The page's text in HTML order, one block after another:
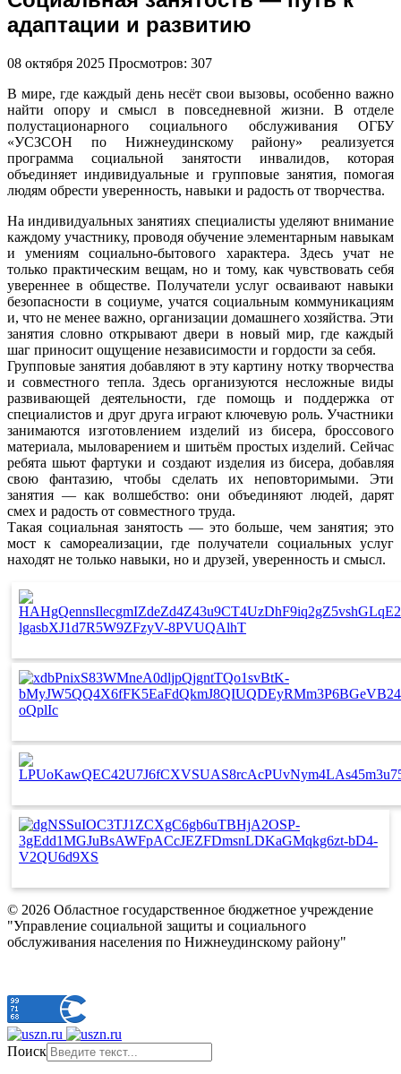
адаптации и развитию
08 октября 2025 Просмотров: 307
В мире, где каждый день несёт свои вызовы, особенно важно
найти опору и смысл в повседневной жизни. В отделе
полустационарного социального обслуживания ОГБУ
«УСЗСОН по Нижнеудинскому району» реализуется
программа социальной занятости инвалидов, которая
объединяет индивидуальные и групповые занятия, помогая
людям обрести уверенность, навыки и радость от творчества.
На индивидуальных занятиях специалисты уделяют внимание
каждому участнику, проводя обучение элементарным навыкам
и умениям социально-бытового характера. Здесь учат не
только практическим вещам, но и тому, как чувствовать себя
увереннее в обществе. Получатели услуг осваивают навыки
безопасности в социуме, учатся социальным коммуникациям
и, что не менее важно, организации домашнего хозяйства. Эти
занятия словно открывают двери в новый мир, где каждый
шаг приносит ощущение независимости и гордости за себя.
Групповые занятия добавляют в эту картину нотку творчества
и совместного тепла. Здесь организуются несложные виды
развивающей деятельности, где помощь и поддержка от
специалистов и друг друга играют ключевую роль. Участники
занимаются изготовлением изделий из бисера, броссового
материала, мыловарением и шитьём простых изделий. Сейчас
ребята шьют фартуки и создают изделия из бисера, добавляя
свою фантазию, чтобы сделать их неповторимыми. Эти
занятия — как волшебство: они объединяют людей, дарят
смех и радость от совместного труда.
Такая социальная занятость — это больше, чем занятия; это
мост к самореализации, где получатели социальных услуг
находят не только навыки, но и друзей, уверенность и смысл.
© 2026 Областное государственное бюджетное учреждение
"Управление социальной защиты и социального
обслуживания населения по Нижнеудинскому району"
Поиск